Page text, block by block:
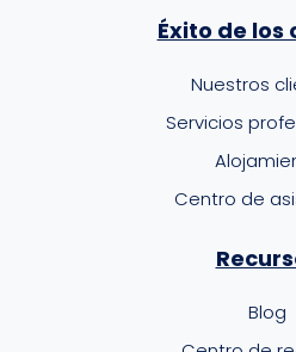
Éxito de los
Nuestros
Servicios
Centro de
Blog